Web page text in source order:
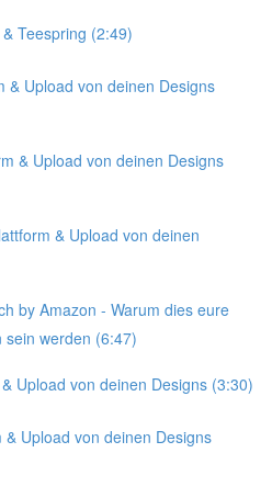
Teespring (2:49)
& Upload von deinen Designs
& Upload von deinen Designs
& Upload von deinen
by Amazon - Warum dies eure
sein werden (6:47)
Upload von deinen Designs (3:30)
Upload von deinen Designs